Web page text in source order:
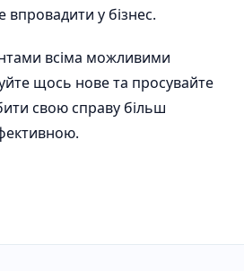
впровадити у бізнес.
всіма можливими
щось нове та просувайте
свою справу більш